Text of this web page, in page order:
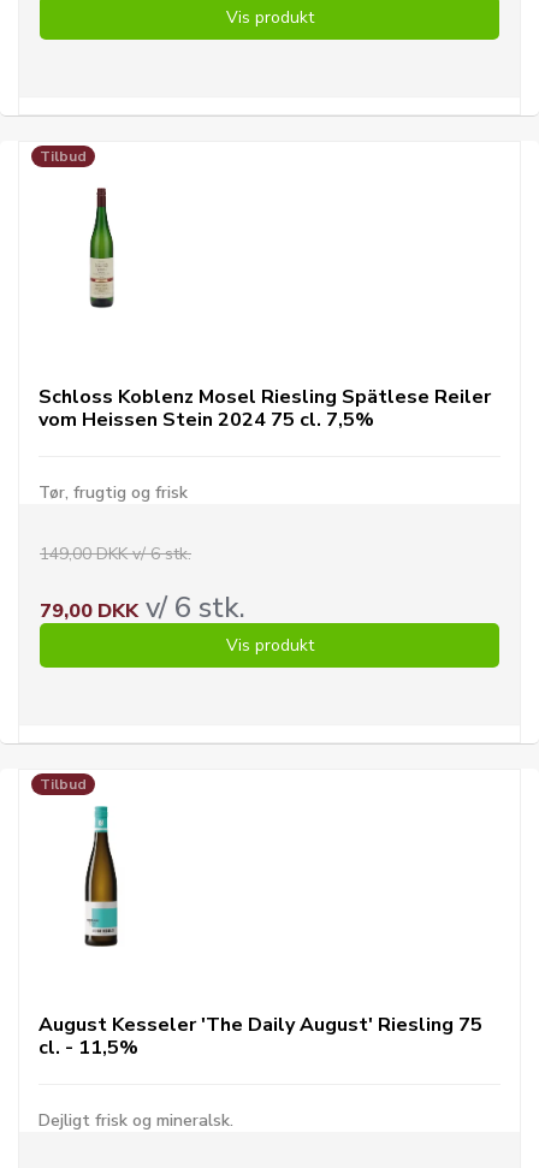
Vis produkt
Tilbud
Schloss Koblenz Mosel Riesling Spätlese Reiler
vom Heissen Stein 2024 75 cl. 7,5%
Tør, frugtig og frisk
149,00 DKK v/ 6 stk.
79,00 DKKv/ 6 stk.
Vis produkt
Tilbud
August Kesseler 'The Daily August' Riesling 75
cl. - 11,5%
Dejligt frisk og mineralsk.